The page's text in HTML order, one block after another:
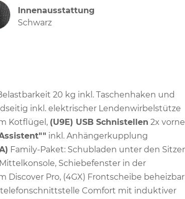
Innenausstattung
Schwarz
20 kg inkl. Taschenhaken und
inkl. elektrischer Lendenwirbelstütze
Kotflügel, (U9E) USB Schnistellen 2x vorne
inkl. Anhängerkupplung
Family-Paket: Schubladen unter den
Schiebefenster in der
Discover Pro, (4GX) Frontscheibe beheizbar
Comfort mit induktiver